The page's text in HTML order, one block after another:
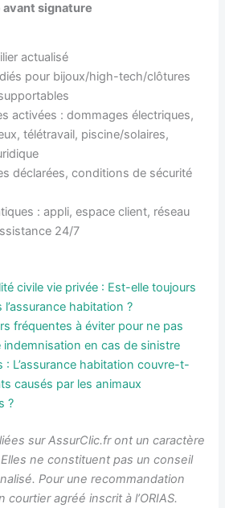
signature
actualisé
pour bijoux/high-tech/clôtures
activées : dommages électriques,
télétravail, piscine/solaires,
déclarées, conditions de sécurité
: appli, espace client, réseau
24/7
civile vie privée : Est-elle toujours
l’assurance habitation ?
fréquentes à éviter pour ne pas
indemnisation en cas de sinistre
: L’assurance habitation couvre-t-
causés par les animaux
?
sur AssurClic.fr ont un caractère
ne constituent pas un conseil
Pour une recommandation
agréé inscrit à l’ORIAS.